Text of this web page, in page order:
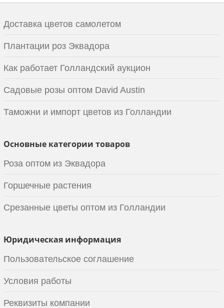
Доставка цветов самолетом
Плантации роз Эквадора
Как работает Голландский аукцион
Садовые розы оптом David Austin
Таможни и импорт цветов из Голландии
Основные категории товаров
Роза оптом из Эквадора
Горшечные растения
Срезанные цветы оптом из Голландии
Юридическая информация
Пользовательское соглашение
Условия работы
Реквизиты компании